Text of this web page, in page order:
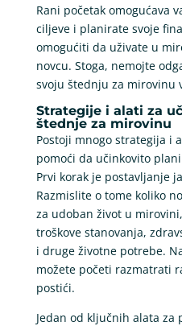
Rani početak omogućava
ciljeve i planirate svoje
omogućiti da uživate u
novcu. Stoga, nemojte
svoju štednju za mirovinu
Strategije i alati za
štednje za mirovinu
Postoji mnogo strategija i
pomoći da učinkovito
Prvi korak je postavljanje
Razmislite o tome koliko
za udoban život u
troškove stanovanja,
i druge životne potrebe.
možete početi razmatrati
postići.
Jedan od ključnih alata za